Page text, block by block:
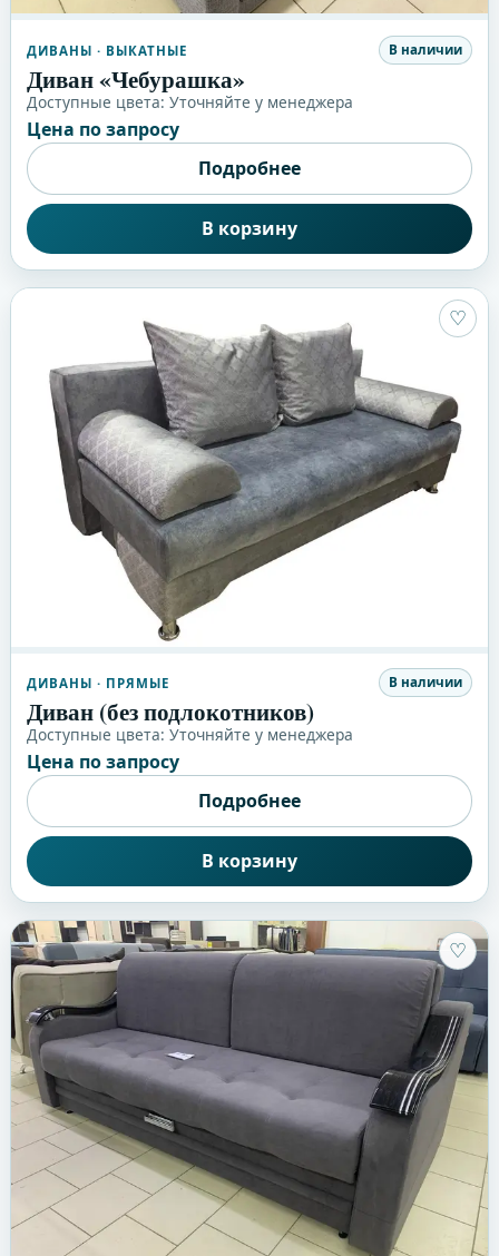
ДИВАНЫ · ВЫКАТНЫЕ В наличии
Диван «Чебурашка»
Доступные цвета: Уточняйте у менеджера
Цена по запросу
Подробнее
В корзину
♡
ДИВАНЫ · ПРЯМЫЕ В наличии
Диван (без подлокотников)
Доступные цвета: Уточняйте у менеджера
Цена по запросу
Подробнее
В корзину
♡